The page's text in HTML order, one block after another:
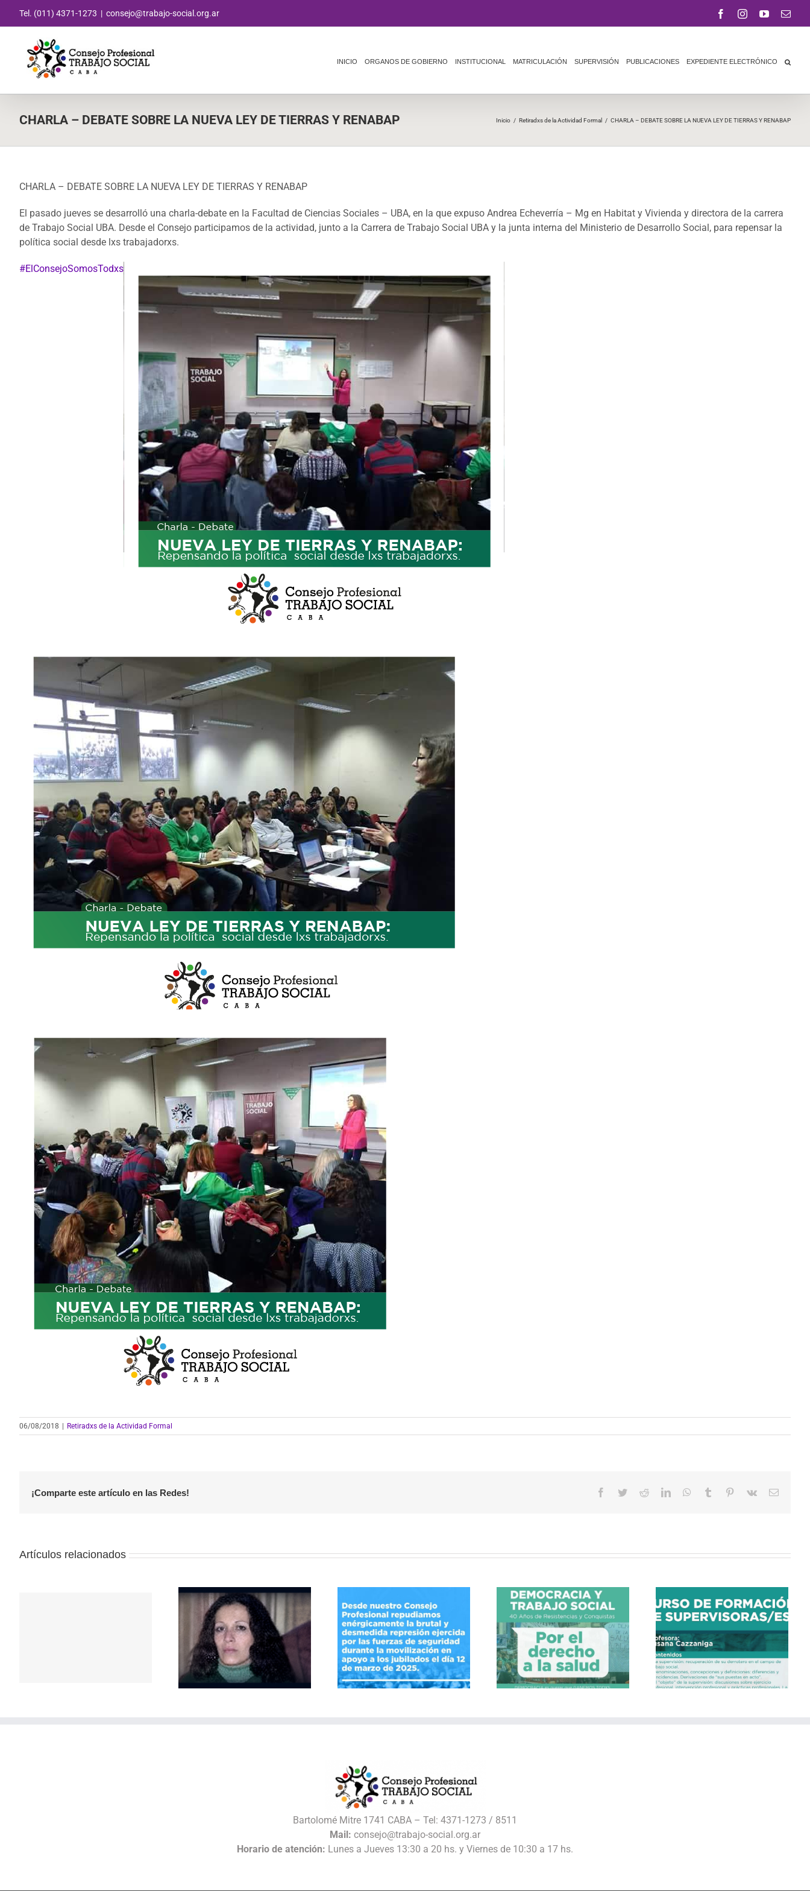
Tel. (011) 4371-1273 | consejo@trabajo-social.org.ar FacebookInstagramYouTube
INICIO ORGANOS DE GOBIERNO INSTITUCIONAL MATRICULACIÓN SUPERVISIÓN PUBLICACIONES EXPEDIENTE ELECTRÓNICO
CHARLA – DEBATE SOBRE LA NUEVA LEY DE TIERRAS Y RENABAP Inicio / Retiradxs de la Actividad Formal / CHARLA – DEBATE SOBRE LA NUEVA LEY DE TIERRAS Y RENABAP
CHARLA – DEBATE SOBRE LA NUEVA LEY DE TIERRAS Y RENABAP
El pasado jueves se desarrolló una charla-debate en la Facultad de Ciencias Sociales – UBA, en la que expuso Andrea Echeverría – Mg en Habitat y Vivienda y directora de la carrera
de Trabajo Social UBA. Desde el Consejo participamos de la actividad, junto a la Carrera de Trabajo Social UBA y la junta interna del Ministerio de Desarrollo Social, para repensar la
política social desde lxs trabajadorxs.
#ElConsejoSomosTodxs
06/08/2018 Retiradxs de la Actividad Formal
¡Comparte este artículo en las Redes! Facebook
TwitterRedditLinkedInWhatsApp
Tumblr Pinterest
Vk
Correo
Artículos relacionados
Repudio a la represión
40 Años de Resistencias
y Conquistas por el
derecho a la salud
CURSO DE FORMACIÓN
DE SUPERVISORAS
Bartolomé Mitre 1741 CABA – Tel: 4371-1273 / 8511
Mail: consejo@trabajo-social.org.ar
Horario de atención: Lunes a Jueves 13:30 a 20 hs. y Viernes de 10:30 a 17 hs.